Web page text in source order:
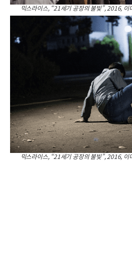
믹스라이스, “21세기 공장의 불빛”, 2016, 이
믹스라이스, “21세기 공장의 불빛”, 2016, 이